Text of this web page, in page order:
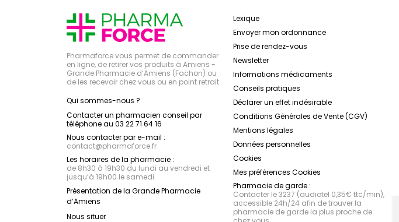
Pharmaforce vous permet de commander
en ligne, de retirer vos produits à Amiens -
Grande Pharmacie d’Amiens (Fachon) ou
de les recevoir chez vous ou en point retrait
Qui sommes-nous ?
Contacter un pharmacien conseil par
téléphone au 03 22 71 64 16
Nous contacter par e-mail :
contact@pharmaforce.fr
Les horaires de la pharmacie :
de 8h30 à 19h30 du lundi au vendredi et
jusqu’à 19h00 le samedi
Présentation de la Grande Pharmacie
d’Amiens
Nous situer
Lexique
Envoyer mon ordonnance
Prise de rendez-vous
Newsletter
Informations médicaments
Conseils pratiques
Déclarer un effet indésirable
Conditions Générales de Vente (CGV)
Mentions légales
Données personnelles
Cookies
Mes préférences Cookies
Pharmacie de garde :
Contacter le 3237 (audiotel 0,35€ ttc/min),
accessible 24h/24 afin de trouver la
pharmacie de garde la plus proche de